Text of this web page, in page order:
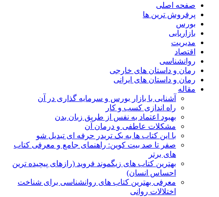
صفحه اصلی
پرفروش ترین ها
بورس
بازاریابی
مدیریت
اقتصاد
روانشناسی
رمان و داستان های خارجی
رمان و داستان های ایرانی
مقاله
آشنایی با بازار بورس و سرمایه گذاری در آن
راه اندازی کسب و کار
بهبود اعتماد به نفس از طریق زبان بدن
مشکلات عاطفی و درمان آن
با این کتاب ها به یک تریدر حرفه ای تبدیل شو
صفر تا صد بیت کوین: راهنمای جامع و معرفی کتاب
های برتر
بهترین کتاب های زیگموند فروید (رازهای پیچیده ترین
احساس انسان)
معرفی بهترین کتاب های روانشناسی برای شناخت
اختلالات روانی